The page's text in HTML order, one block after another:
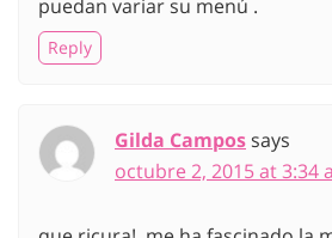
puedan variar su menú .
Reply
Gilda Campossays
octubre 2, 2015 at 3:34